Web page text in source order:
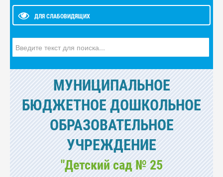
ДЛЯ СЛАБОВИДЯЩИХ
МУНИЦИПАЛЬНОЕ
БЮДЖЕТНОЕ ДОШКОЛЬНОЕ
ОБРАЗОВАТЕЛЬНОЕ
УЧРЕЖДЕНИЕ
"Детский сад № 25